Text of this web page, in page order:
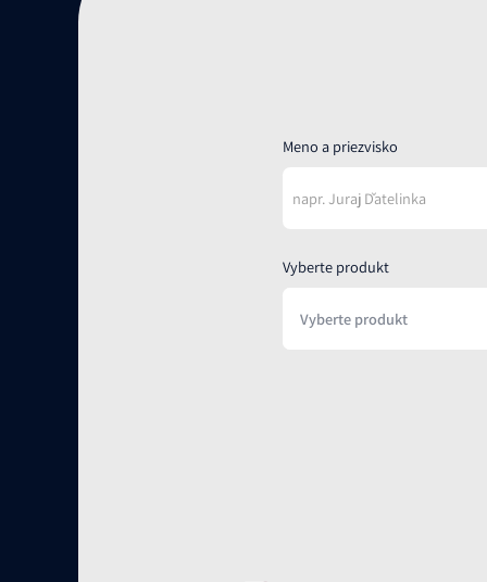
Meno a priezvisko
Vyberte produkt